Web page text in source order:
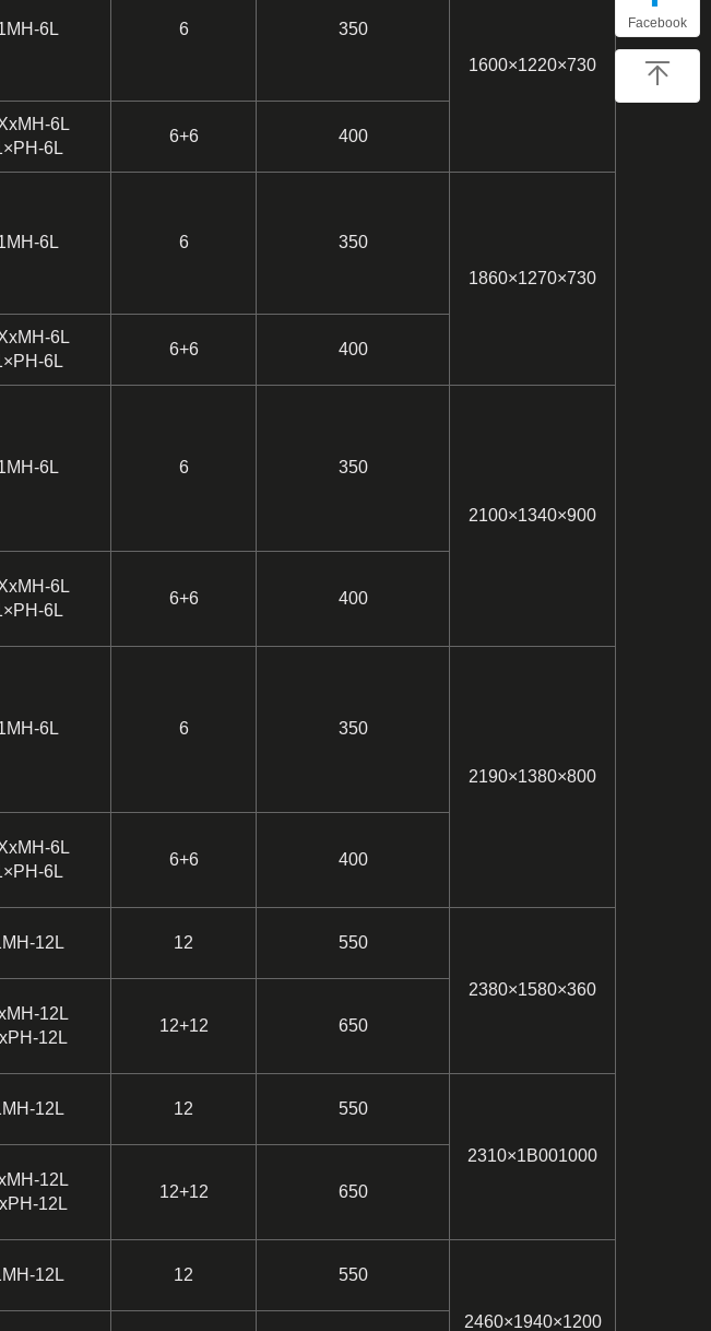
6L
6
350
1600×1220×730
6L
6L
6+6 400
6L
6
350
1860×1270×730
6L
6L
6+6 400
6L
6 350
2100×1340×900
6L
6L
6+6 400
6L
6 350
2190×1380×800
6L
6L
6+6 400
12L 12 550
2380×1580×360
12L
12L
12+12 650
12L 12 550
2310×1B001000
12L
12L
12+12 650
12L 12 550
2460×1940×1200
Facebook